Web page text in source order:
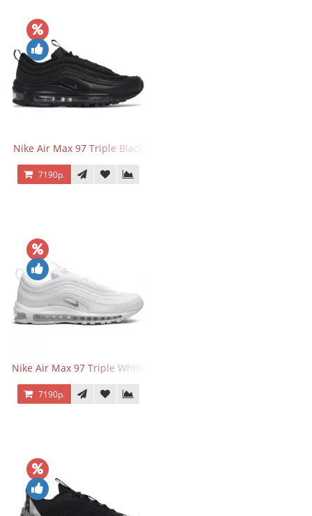
Nike Air Max 97 Triple Black
7190р.
Nike Air Max 97 Triple White
7190р.